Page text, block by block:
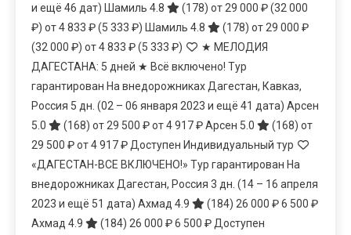
и ещё 46 дат) Шамиль 4.8 (178) от 29 000 ₽(32 000
₽) от 4 833 ₽(5 333 ₽) Шамиль 4.8 (178) от 29 000 ₽
(32 000 ₽) от 4 833 ₽(5 333 ₽)
★ МЕЛОДИЯ
ДАГЕСТАНА: 5 дней ★ Всё включено! Тур
гарантирован На внедорожниках Дагестан, Кавказ,
Россия 5 дн. (02 – 06 января 2023 и ещё 41 дата) Арсен
5.0
(168) от 29 500 ₽от 4 917 ₽Арсен 5.0 (168) от
29 500 ₽от 4 917 ₽ Доступен Индивидуальный тур
«ДАГЕСТАН-ВСЕ ВКЛЮЧЕНО!» Тур гарантирован На
внедорожниках Дагестан, Россия 3 дн. (14 – 16 апреля
2023 и ещё 51 дата) Ахмад 4.9 (184) 26 000 ₽6 500 ₽
Ахмад 4.9
(184) 26 000 ₽6 500 ₽ Доступен